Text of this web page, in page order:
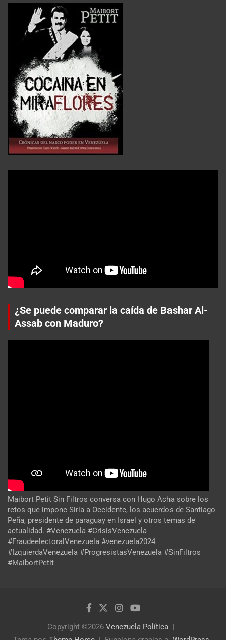
¿Se puede comparar la caída de Bashar Al-
Assab con Maduro?
Maibort Petit Sin Filtros conversa con Hugo Acha sobre los
retos que impone Siria a Occidente, los acuerdos de Santiago
Peña, presidente de paraguay en Israel y otros temas de
actualidad. #Venezuela #CrisisVenezuela
#FraudeelectoralVenezuela #venezuela2024
#IzquierdaVenezuela #ProgresistasVenezuela #SinFiltros
#MaibortPetit
Copyright ©2026 Venezuela Política